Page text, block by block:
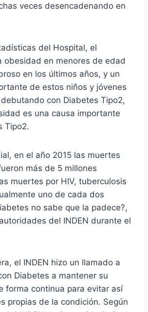
veces desencadenando en
del Hospital, el
obesidad en menores de edad
en los últimos años, y un
de estos niños y jóvenes
con Diabetes Tipo2,
es una causa importante
Tipo2.
en el año 2015 las muertes
más de 5 millones
muertes por HIV, tuberculosis
uno de cada dos
no sabe que la padece?,
del INDEN durante el
el INDEN hizo un llamado a
Diabetes a mantener su
forma continua para evitar así
propias de la condición. Según